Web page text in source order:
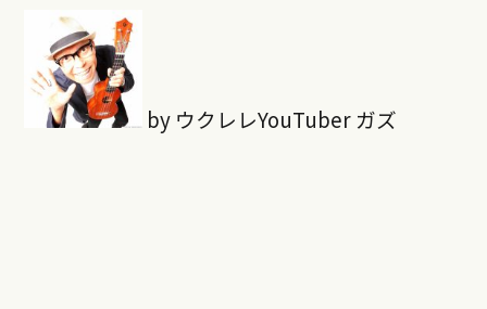
by ウクレレYouTuber ガズ